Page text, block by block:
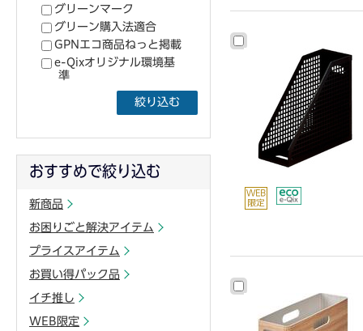
グリーンマーク
グリーン購入法適合
GPNエコ商品ねっと掲載
e-Qixオリジナル環境基
準
絞り込む
おすすめで絞り込む
新商品
お困りごと解決アイテム
プライスアイテム
お買い得パック品
イチ推し
WEB限定